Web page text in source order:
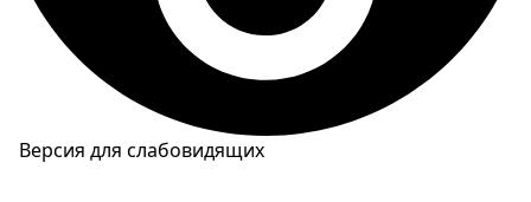
Версия для слабовидящих